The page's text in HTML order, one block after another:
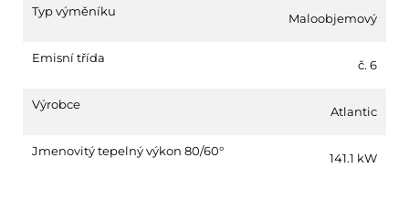
Typ výměníku Maloobjemový
Emisní třída č. 6
Výrobce Atlantic
Jmenovitý tepelný výkon 80/60° 141.1 kW